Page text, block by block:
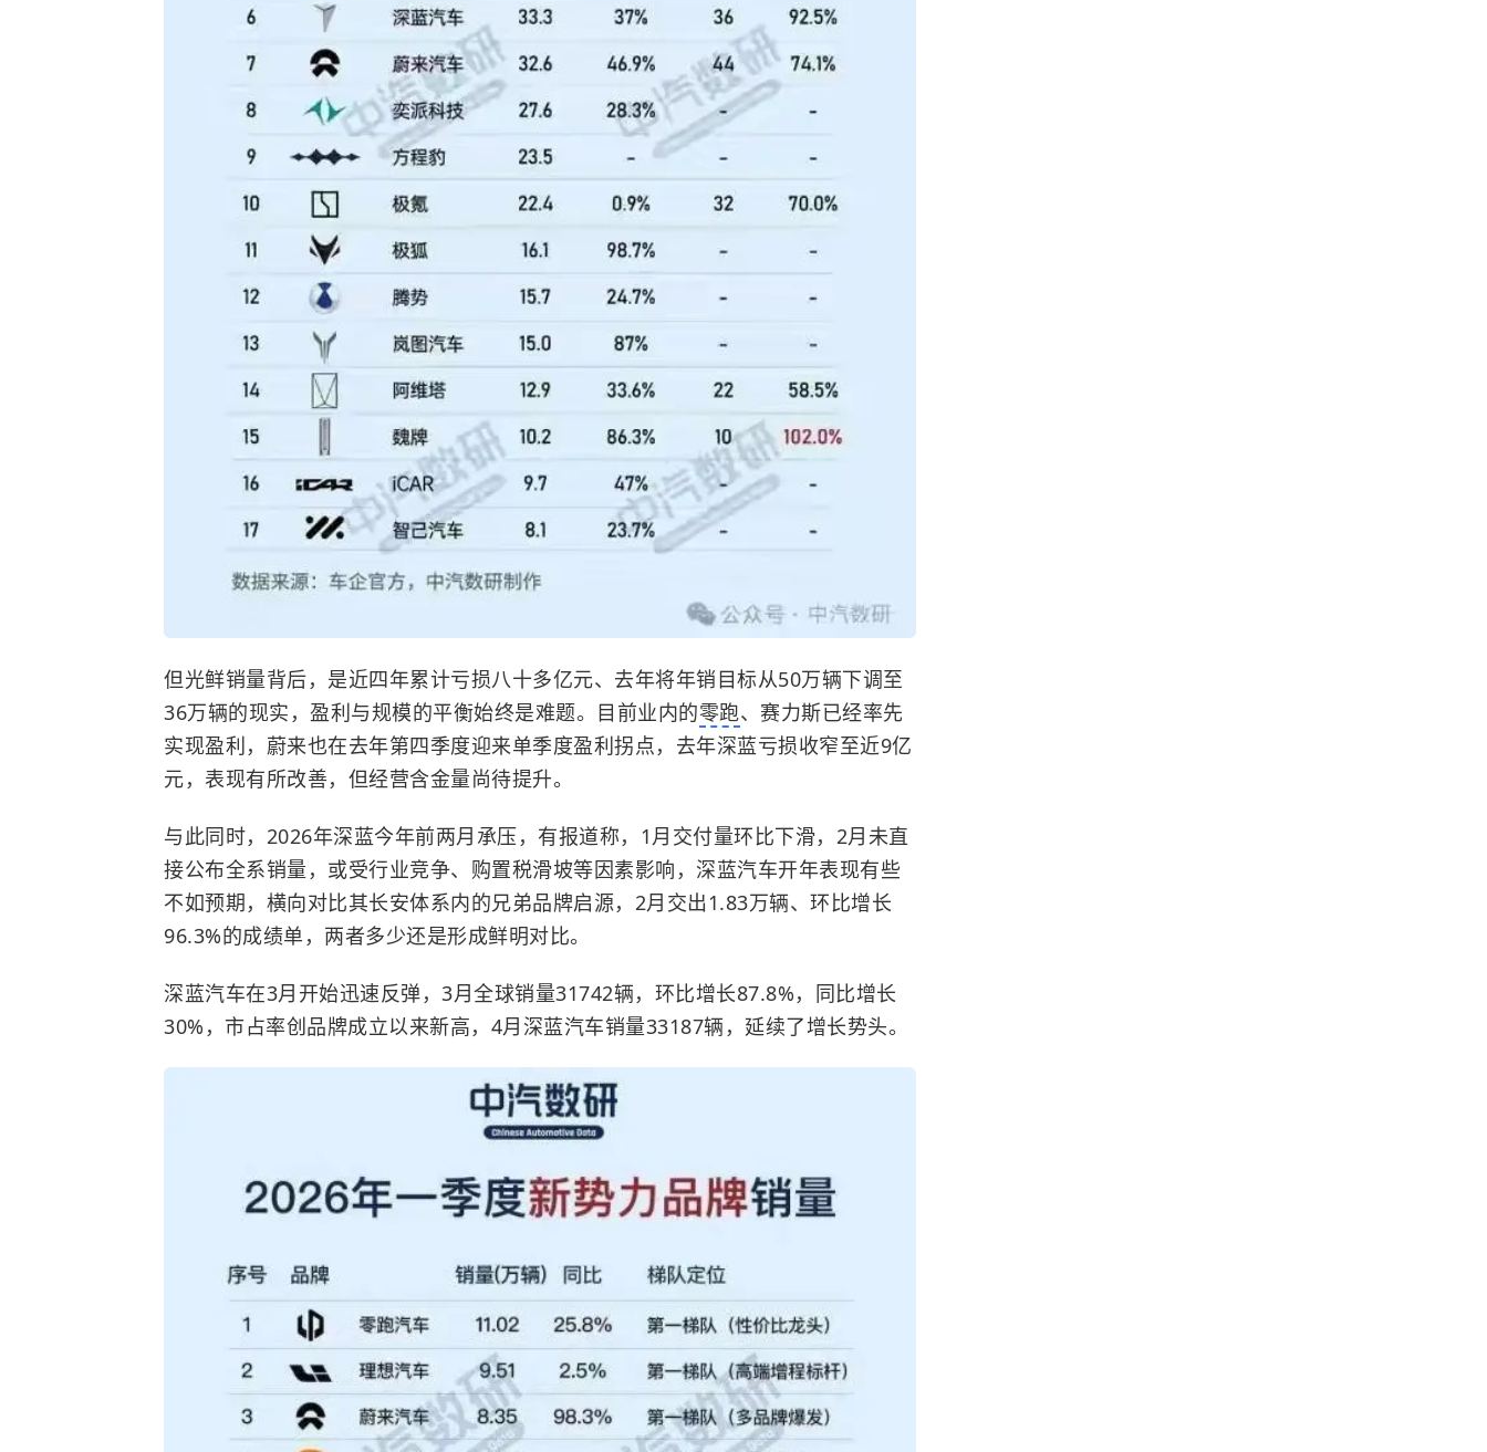
但光鲜销量背后，是近四年累计亏损八十多亿元、去年将年销目标从50万辆下调至
36万辆的现实，盈利与规模的平衡始终是难题。目前业内的零跑、赛力斯已经率先
实现盈利，蔚来也在去年第四季度迎来单季度盈利拐点，去年深蓝亏损收窄至近9亿
元，表现有所改善，但经营含金量尚待提升。
与此同时，2026年深蓝今年前两月承压，有报道称，1月交付量环比下滑，2月未直
接公布全系销量，或受行业竞争、购置税滑坡等因素影响，深蓝汽车开年表现有些
不如预期，横向对比其长安体系内的兄弟品牌启源，2月交出1.83万辆、环比增长
96.3%的成绩单，两者多少还是形成鲜明对比。
深蓝汽车在3月开始迅速反弹，3月全球销量31742辆，环比增长87.8%，同比增长
30%，市占率创品牌成立以来新高，4月深蓝汽车销量33187辆，延续了增长势头。